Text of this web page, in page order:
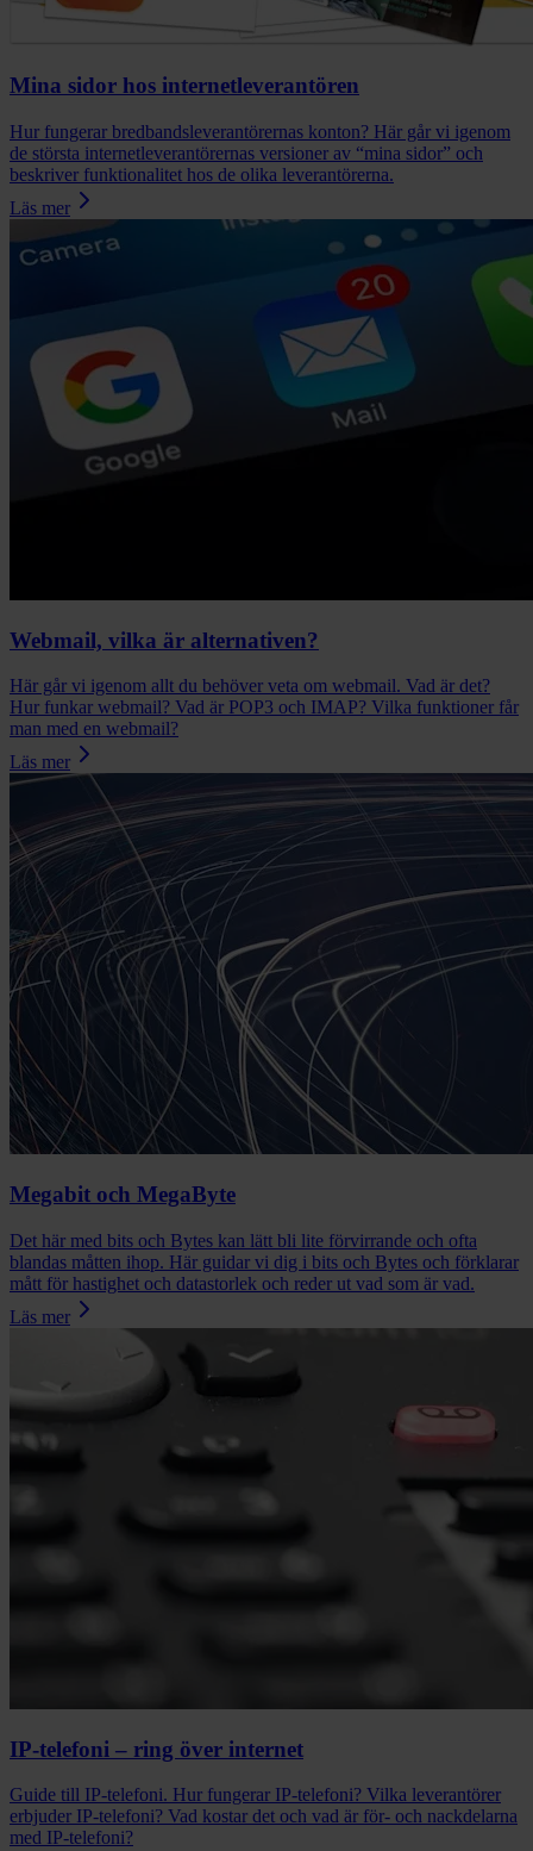
Mina sidor hos internetleverantören
Hur fungerar bredbandsleverantörernas konton? Här går vi igenom
de största internetleverantörernas versioner av “mina sidor” och
beskriver funktionalitet hos de olika leverantörerna.
Läs mer
Webmail, vilka är alternativen?
Här går vi igenom allt du behöver veta om webmail. Vad är det?
Hur funkar webmail? Vad är POP3 och IMAP? Vilka funktioner får
man med en webmail?
Läs mer
Megabit och MegaByte
Det här med bits och Bytes kan lätt bli lite förvirrande och ofta
blandas måtten ihop. Här guidar vi dig i bits och Bytes och förklarar
mått för hastighet och datastorlek och reder ut vad som är vad.
Läs mer
IP-telefoni – ring över internet
Guide till IP-telefoni. Hur fungerar IP-telefoni? Vilka leverantörer
erbjuder IP-telefoni? Vad kostar det och vad är för- och nackdelarna
med IP-telefoni?